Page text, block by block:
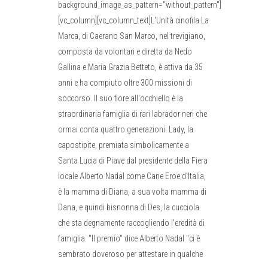
background_image_as_pattern="without_pattern"]
[vc_column][vc_column_text]L'Unità cinofila La
Marca, di Caerano San Marco, nel trevigiano,
composta da volontari e diretta da Nedo
Gallina e Maria Grazia Betteto, è attiva da 35
anni e ha compiuto oltre 300 missioni di
soccorso. Il suo fiore all'occhiello è la
straordinaria famiglia di rari labrador neri che
ormai conta quattro generazioni. Lady, la
capostipite, premiata simbolicamente a
Santa Lucia di Piave dal presidente della Fiera
locale Alberto Nadal come Cane Eroe d'Italia,
è la mamma di Diana, a sua volta mamma di
Dana, e quindi bisnonna di Des, la cucciola
che sta degnamente raccogliendo l'eredità di
famiglia. "Il premio" dice Alberto Nadal "ci è
sembrato doveroso per attestare in qualche